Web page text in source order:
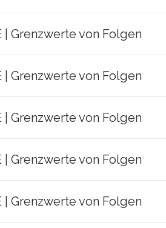
| Grenzwerte von Folgen
| Grenzwerte von Folgen
| Grenzwerte von Folgen
| Grenzwerte von Folgen
| Grenzwerte von Folgen